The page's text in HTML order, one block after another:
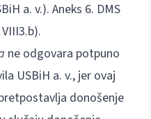
a. v.). Aneks 6. DMS
ne odgovara potpuno
USBiH a. v., jer ovaj
donošenje